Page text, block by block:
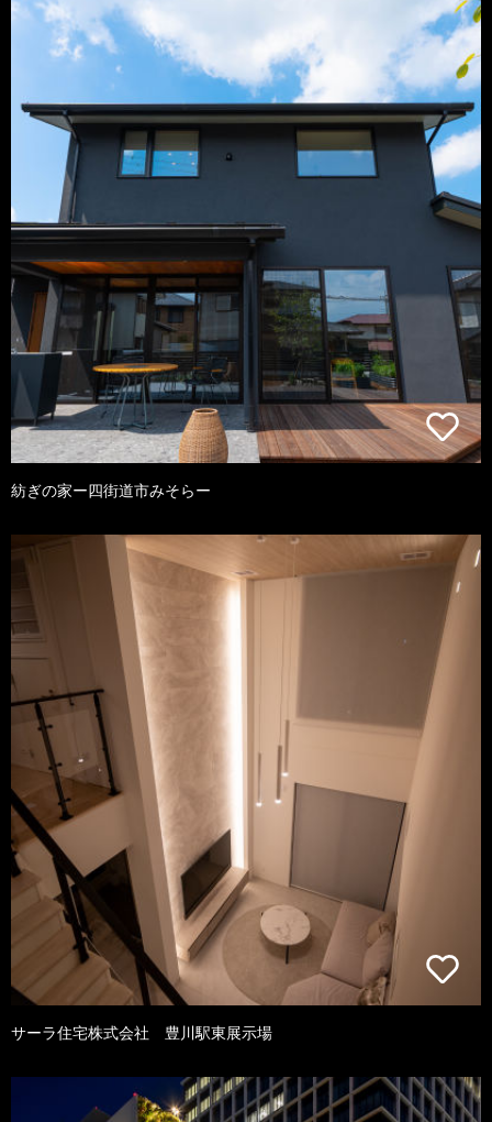
紡ぎの家ー四街道市みそらー
サーラ住宅株式会社 豊川駅東展示場